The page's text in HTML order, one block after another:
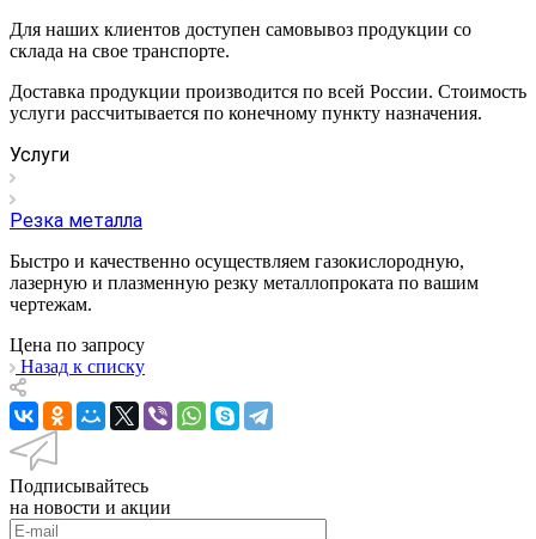
Для наших клиентов доступен самовывоз продукции со
склада на свое транспорте.
Доставка продукции производится по всей России. Стоимость
услуги рассчитывается по конечному пункту назначения.
Услуги
Резка металла
Быстро и качественно осуществляем газокислородную,
лазерную и плазменную резку металлопроката по вашим
чертежам.
Цена по запросу
Назад к списку
Подписывайтесь
на новости и акции